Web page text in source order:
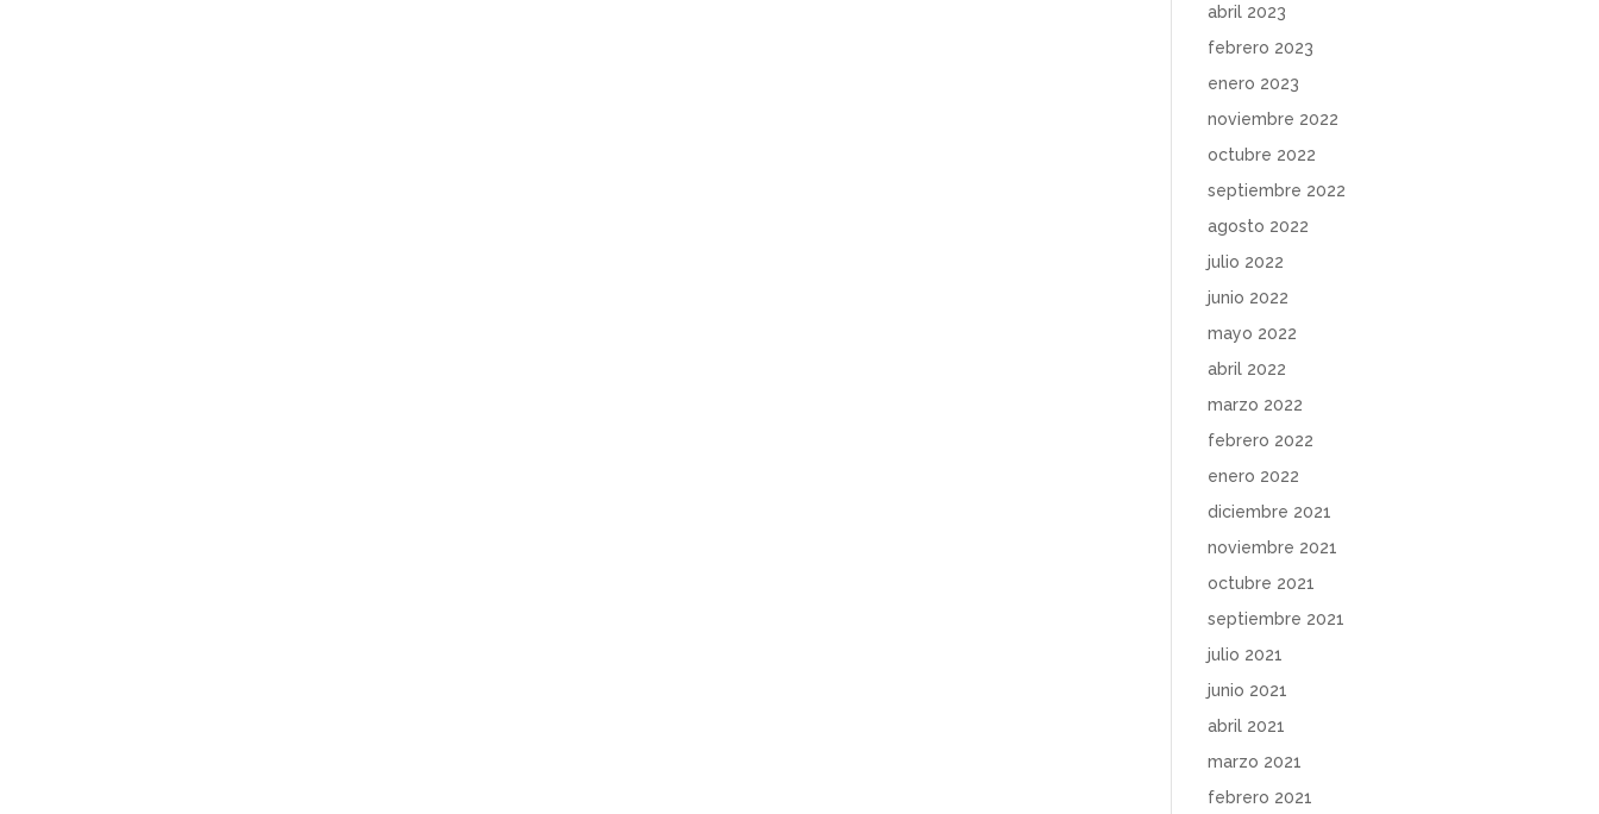
abril 2023
febrero 2023
enero 2023
noviembre 2022
octubre 2022
septiembre 2022
agosto 2022
julio 2022
junio 2022
mayo 2022
abril 2022
marzo 2022
febrero 2022
enero 2022
diciembre 2021
noviembre 2021
octubre 2021
septiembre 2021
julio 2021
junio 2021
abril 2021
marzo 2021
febrero 2021